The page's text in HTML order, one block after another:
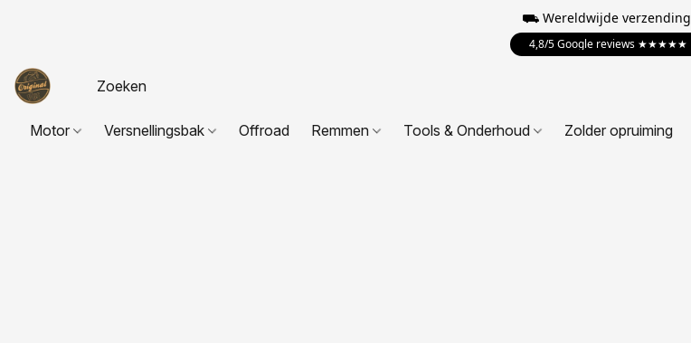
⛟ Wereldwijde verzending
4,8/5 Google reviews ★★★★★
Motor Versnellingsbak Offroad Remmen Tools & Onderhoud Zolder opruiming